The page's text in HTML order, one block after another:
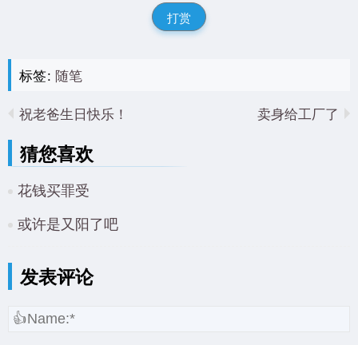
打赏
标签: 随笔
祝老爸生日快乐！
卖身给工厂了
猜您喜欢
花钱买罪受
或许是又阳了吧
发表评论